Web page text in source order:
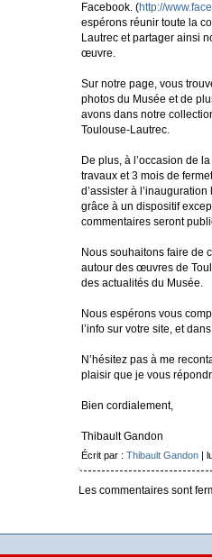
Facebook. (http://
espérons réunir toute la
Lautrec et partager ainsi
œuvre.
Sur notre page, vous
photos du Musée et de
avons dans notre
Toulouse-Lautrec.
De plus, à l’occasion de
travaux et 3 mois de
d’assister à
grâce à un dispositif
commentaires seront
Nous souhaitons faire de
autour des œuvres de
des actualités du Musée.
Nous espérons vous
l’info sur votre site, et
N’hésitez pas à me
plaisir que je vous
Bien cordialement,
Thibault Gandon
Écrit par : Thibault Gandon|
Les commentaires sont